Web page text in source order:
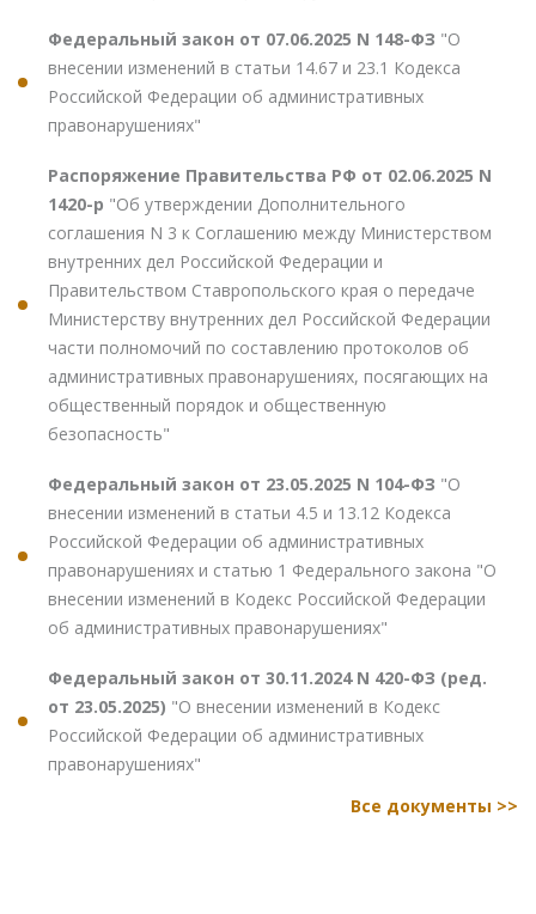
Федеральный закон от 07.06.2025 N 148-ФЗ "О
внесении изменений в статьи 14.67 и 23.1 Кодекса
Российской Федерации об административных
правонарушениях"
Распоряжение Правительства РФ от 02.06.2025 N
1420-р "Об утверждении Дополнительного
соглашения N 3 к Соглашению между Министерством
внутренних дел Российской Федерации и
Правительством Ставропольского края о передаче
Министерству внутренних дел Российской Федерации
части полномочий по составлению протоколов об
административных правонарушениях, посягающих на
общественный порядок и общественную
безопасность"
Федеральный закон от 23.05.2025 N 104-ФЗ "О
внесении изменений в статьи 4.5 и 13.12 Кодекса
Российской Федерации об административных
правонарушениях и статью 1 Федерального закона "О
внесении изменений в Кодекс Российской Федерации
об административных правонарушениях"
Федеральный закон от 30.11.2024 N 420-ФЗ (ред.
от 23.05.2025) "О внесении изменений в Кодекс
Российской Федерации об административных
правонарушениях"
Все документы >>